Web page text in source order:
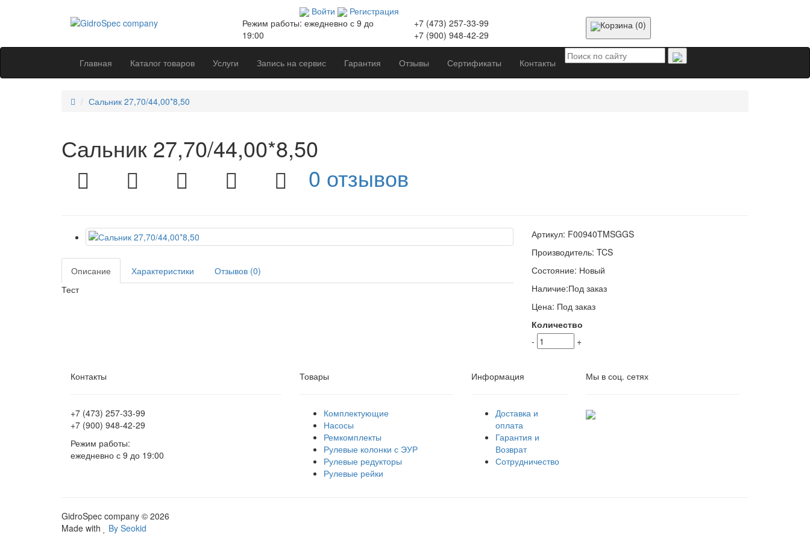
Войти
Регистрация
Режим работы: ежедневно с 9 до
19:00
+7 (473) 257-33-99
+7 (900) 948-42-29
Корзина (0)
Главная Каталог товаров Услуги Запись на сервис Гарантия Отзывы Сертификаты Контакты
Сальник 27,70/44,00*8,50
Сальник 27,70/44,00*8,50
0 отзывов
Описание Характеристики
Отзывов (0)
Тест
Артикул: F00940TMSGGS
Производитель: TCS
Состояние: Новый
Наличие:Под заказ
Цена: Под заказ
Количество
-
+
Контакты
+7 (473) 257-33-99
+7 (900) 948-42-29
Режим работы:
ежедневно с 9 до 19:00
Товары
Комплектующие
Насосы
Ремкомплекты
Рулевые колонки с ЭУР
Рулевые редукторы
Рулевые рейки
Информация
Доставка и
оплата
Гарантия и
Возврат
Сотрудничество
Мы в соц. сетях
GidroSpec company © 2026
Made with
By Seokid